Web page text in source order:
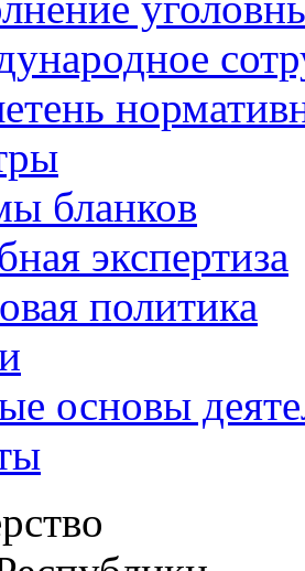
бланков
экспертиза
политика
основы